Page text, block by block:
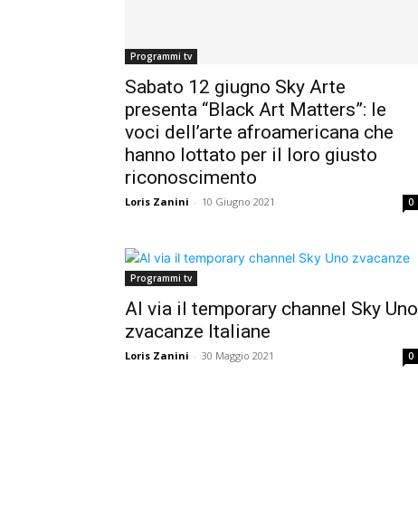
Programmi tv
Sabato 12 giugno Sky Arte
presenta “Black Art Matters”: le
voci dell’arte afroamericana che
hanno lottato per il loro giusto
riconoscimento
Loris Zanini - 10 Giugno 2021 0
Programmi tv
Al via il temporary channel Sky Uno
zvacanze Italiane
Loris Zanini - 30 Maggio 2021 0